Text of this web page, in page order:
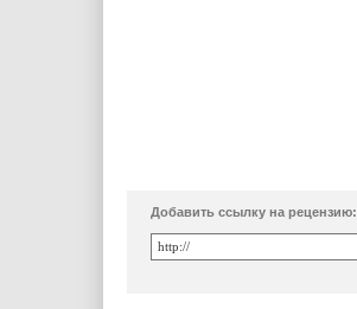
Добавить ссылку на рецензию: